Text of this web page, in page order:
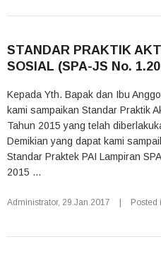
STANDAR PRAKTIK
SOSIAL (SPA-JS No.
Kepada Yth. Bapak dan Ibu
kami sampaikan Standar Praktik
Tahun 2015 yang telah
Demikian yang dapat kami
Standar Praktek PAI Lampiran
2015 ...
Administrator, 29.Jan.2017 Posted